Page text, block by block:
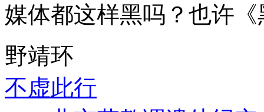
媒体都这样黑吗？也许
野靖环
不虚此行